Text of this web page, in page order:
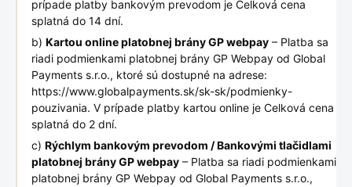
prípade platby bankovým prevodom je Celková cena
splatná do 14 dní.
b) Kartou online platobnej brány GP webpay – Platba sa
riadi podmienkami platobnej brány GP Webpay od Global
Payments s.r.o., ktoré sú dostupné na adrese:
https://www.globalpayments.sk/sk-sk/podmienky-
pouzivania. V prípade platby kartou online je Celková cena
splatná do 2 dní.
c) Rýchlym bankovým prevodom / Bankovými tlačidlami
platobnej brány GP webpay – Platba sa riadi podmienkami
platobnej brány GP Webpay od Global Payments s.r.o.,